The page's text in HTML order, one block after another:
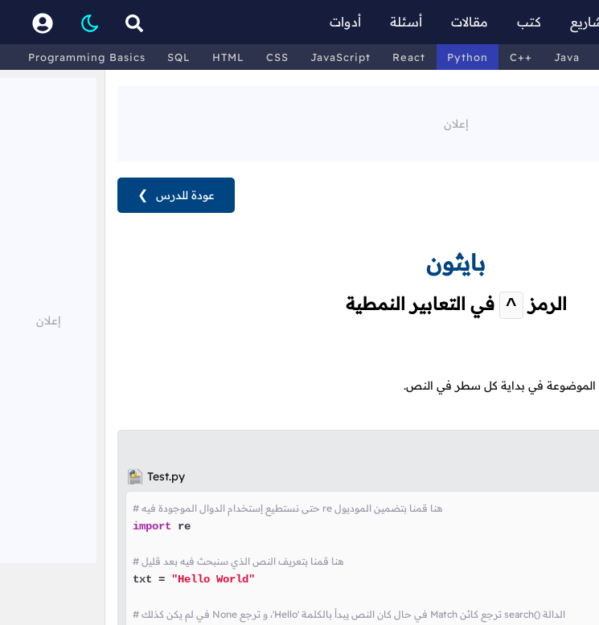
كتب مقالات أسئلة أدوات
Programming Basics SQL HTML CSS JavaScript React Python C++ Java
عودة للدرس ❯
بايثون
الرمز ^ في التعابير النمطية
الموضوعة في بداية كل سطر في النص.
Test.py
# حتى نستطيع إستخدام الدوال الموجودة فيه re هنا قمنا بتضمين الموديول
import re
# هنا قمنا بتعريف النص الذي سنبحث فيه بعد قليل
txt = "Hello World"
# في لم يكن كذلك None و ترجع ،'Hello' في حال كان النص يبدأ بالكلمة Match ترجع كائن search() الدالة